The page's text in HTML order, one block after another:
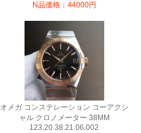
N品価格：44000円
オメガ コンステレーション コーアクシ
ャル クロノメーター 38MM
123.20.38.21.06.002